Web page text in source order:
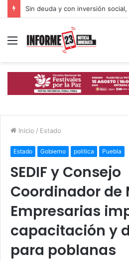
Menú
Inicio / Estado
Estado Gobierno politica Puebla
SEDIF y Consejo
Coordinador de
Empresarias
capacitación y
para poblanas